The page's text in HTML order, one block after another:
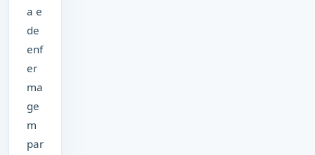
a e
de
enf
er
ma
ge
m
par